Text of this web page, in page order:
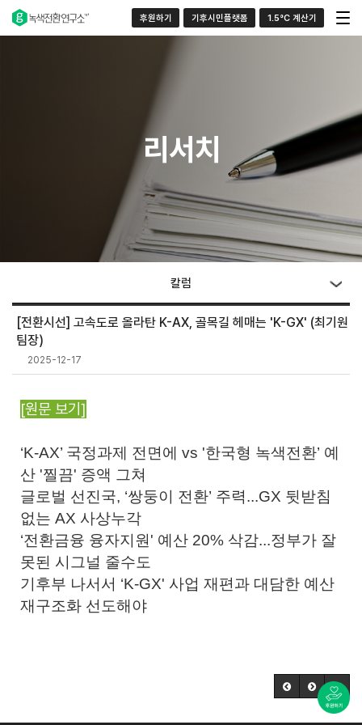
후원하기 기후시민플랫폼 1.5°C 계산기
리서치
칼럼
[전환시선] 고속도로 올라탄 K-AX, 골목길 헤매는 'K-GX' (최기원
팀장)
2025-12-17
[원문 보기]
‘K-AX’ 국정과제 전면에 vs '한국형 녹색전환’ 예
산 '찔끔' 증액 그쳐
글로벌 선진국, ‘쌍둥이 전환’ 주력...GX 뒷받침
없는 AX 사상누각
‘전환금융 융자지원' 예산 20% 삭감...정부가 잘
못된 시그널 줄수도
기후부 나서서 ‘K-GX' 사업 재편과 대담한 예산
재구조화 선도해야